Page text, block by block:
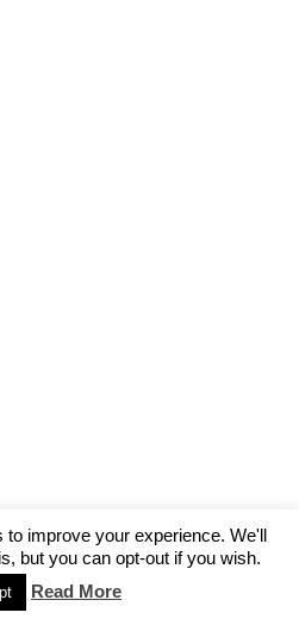
improve your experience. We'll
but you can opt-out if you wish.
Read More